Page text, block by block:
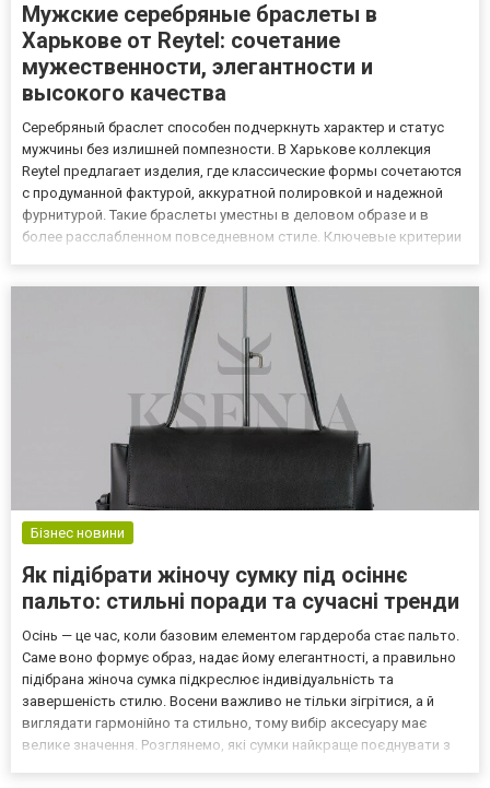
Мужские серебряные браслеты в
Харькове от Reytel: сочетание
мужественности, элегантности и
высокого качества
Серебряный браслет способен подчеркнуть характер и статус
мужчины без излишней помпезности. В Харькове коллекция
Reytel предлагает изделия, где классические формы сочетаются
с продуманной фактурой, аккуратной полировкой и надежной
фурнитурой. Такие браслеты уместны в деловом образе и в
более расслабленном повседневном стиле. Ключевые критерии
Бізнес новини
Як підібрати жіночу сумку під осіннє
пальто: стильні поради та сучасні тренди
Осінь — це час, коли базовим елементом гардероба стає пальто.
Саме воно формує образ, надає йому елегантності, а правильно
підібрана жіноча сумка підкреслює індивідуальність та
завершеність стилю. Восени важливо не тільки зігрітися, а й
виглядати гармонійно та стильно, тому вибір аксесуару має
велике значення. Розглянемо, які сумки найкраще поєднувати з